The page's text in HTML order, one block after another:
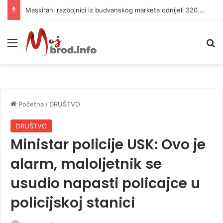
Maskirani razbojnici iz budvanskog marketa odnijeli 320.000 evra
Meni
Početna / DRUŠTVO
DRUŠTVO
Ministar policije USK: Ovo je
alarm, maloljetnik se
usudio napasti policajce u
policijskoj stanici